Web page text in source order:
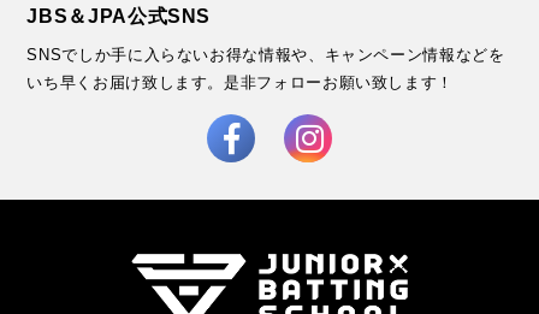
JBS＆JPA公式SNS
SNSでしか手に入らないお得な情報や、キャンペーン情報などを
いち早くお届け致します。是非フォローお願い致します！